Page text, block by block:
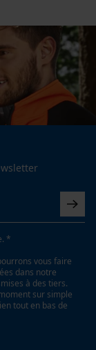
*
vous faire
dans notre
à des tiers.
sur simple
tout en bas de